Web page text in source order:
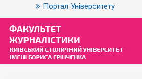
Портал Університету